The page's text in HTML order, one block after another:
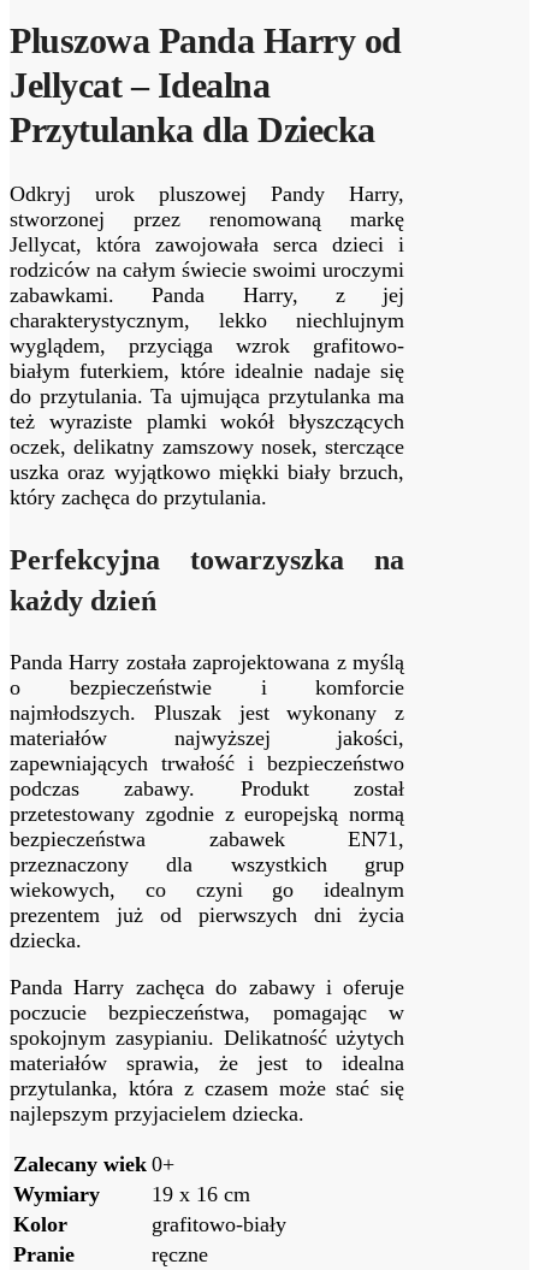
Pluszowa Panda Harry od
Jellycat – Idealna
Przytulanka dla Dziecka
Odkryj urok pluszowej Pandy Harry,
stworzonej przez renomowaną markę
Jellycat, która zawojowała serca dzieci i
rodziców na całym świecie swoimi uroczymi
zabawkami. Panda Harry, z jej
charakterystycznym, lekko niechlujnym
wyglądem, przyciąga wzrok grafitowo-
białym futerkiem, które idealnie nadaje się
do przytulania. Ta ujmująca przytulanka ma
też wyraziste plamki wokół błyszczących
oczek, delikatny zamszowy nosek, sterczące
uszka oraz wyjątkowo miękki biały brzuch,
który zachęca do przytulania.
Perfekcyjna towarzyszka na
każdy dzień
Panda Harry została zaprojektowana z myślą
o bezpieczeństwie i komforcie
najmłodszych. Pluszak jest wykonany z
materiałów najwyższej jakości,
zapewniających trwałość i bezpieczeństwo
podczas zabawy. Produkt został
przetestowany zgodnie z europejską normą
bezpieczeństwa zabawek EN71,
przeznaczony dla wszystkich grup
wiekowych, co czyni go idealnym
prezentem już od pierwszych dni życia
dziecka.
Panda Harry zachęca do zabawy i oferuje
poczucie bezpieczeństwa, pomagając w
spokojnym zasypianiu. Delikatność użytych
materiałów sprawia, że jest to idealna
przytulanka, która z czasem może stać się
najlepszym przyjacielem dziecka.
Zalecany wiek 0+
Wymiary
19 x 16 cm
Kolor
grafitowo-biały
Pranie
ręczne